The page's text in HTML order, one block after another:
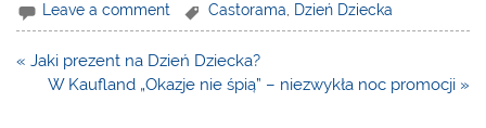
Leave a comment Castorama, Dzień Dziecka
Nawigacja
wpisu
« Jaki prezent na Dzień Dziecka?
W Kaufland „Okazje nie śpią” – niezwykła noc promocji »